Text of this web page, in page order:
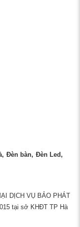
Đèn bàn
Đèn Led
DỊCH VỤ BẢO PHÁT
tại sở KHĐT TP Hà